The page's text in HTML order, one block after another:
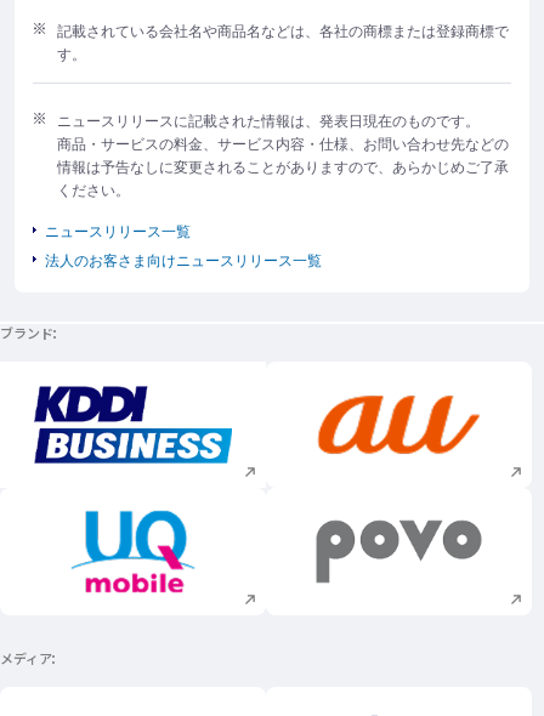
記載されている会社名や商品名などは、各社の商標または登録商標で
す。
ニュースリリースに記載された情報は、発表日現在のものです。
商品・サービスの料金、サービス内容・仕様、お問い合わせ先などの
情報は予告なしに変更されることがありますので、あらかじめご了承
ください。
ニュースリリース一覧
法人のお客さま向けニュースリリース一覧
ブランド
新規ウィンドウで開く 新規ウィンドウで
新規ウィンドウで開く 新規ウィンドウで
メディア